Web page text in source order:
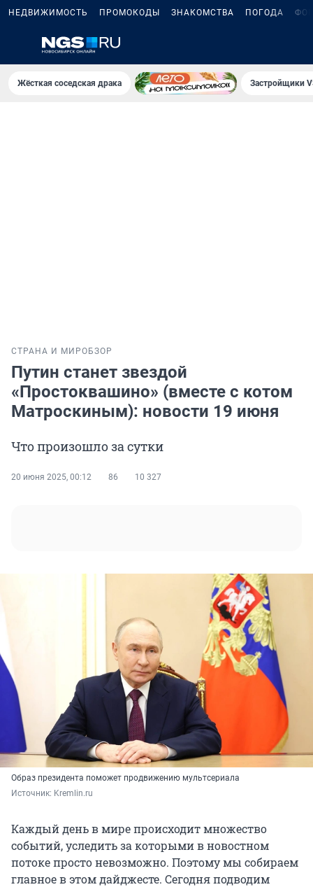
НЕДВИЖИМОСТЬ ПРОМОКОДЫ ЗНАКОМСТВА ПОГОДА
Жёсткая соседская драка Застройщики
СТРАНА И МИРОБЗОР
Путин станет звездой
«Простоквашино» (вместе с котом
Матроскиным): новости 19 июня
Что произошло за сутки
20 июня 2025, 00:12 86 10 327
Образ президента поможет продвижению мультсериала
Источник: Kremlin.ru
Каждый день в мире происходит множество
событий, уследить за которыми в новостном
потоке просто невозможно. Поэтому мы собираем
главное в этом дайджесте. Сегодня подводим